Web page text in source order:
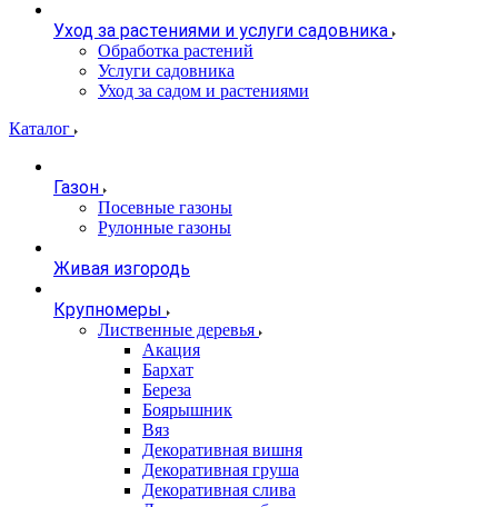
Уход за растениями и услуги садовника
Обработка растений
Услуги садовника
Уход за садом и растениями
Каталог
Газон
Посевные газоны
Рулонные газоны
Живая изгородь
Крупномеры
Лиственные деревья
Акация
Бархат
Береза
Боярышник
Вяз
Декоративная вишня
Декоративная груша
Декоративная слива